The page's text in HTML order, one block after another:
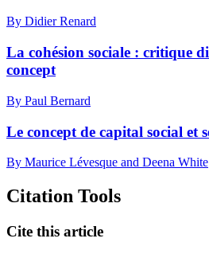
By Didier Renard
La cohésion sociale : critique
concept
By Paul Bernard
Le concept de capital social et
By Maurice Lévesque and Deena White
Citation Tools
Cite this article